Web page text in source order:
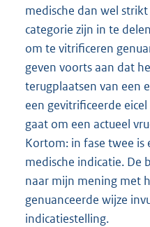
medische dan wel
categorie zijn in te
om te vitrificeren
geven voorts aan dat
terugplaatsen van een
een gevitrificeerde
gaat om een actueel
Kortom: in fase twee is
medische indicatie. De
naar mijn mening met
genuanceerde wijze
indicatiestelling.